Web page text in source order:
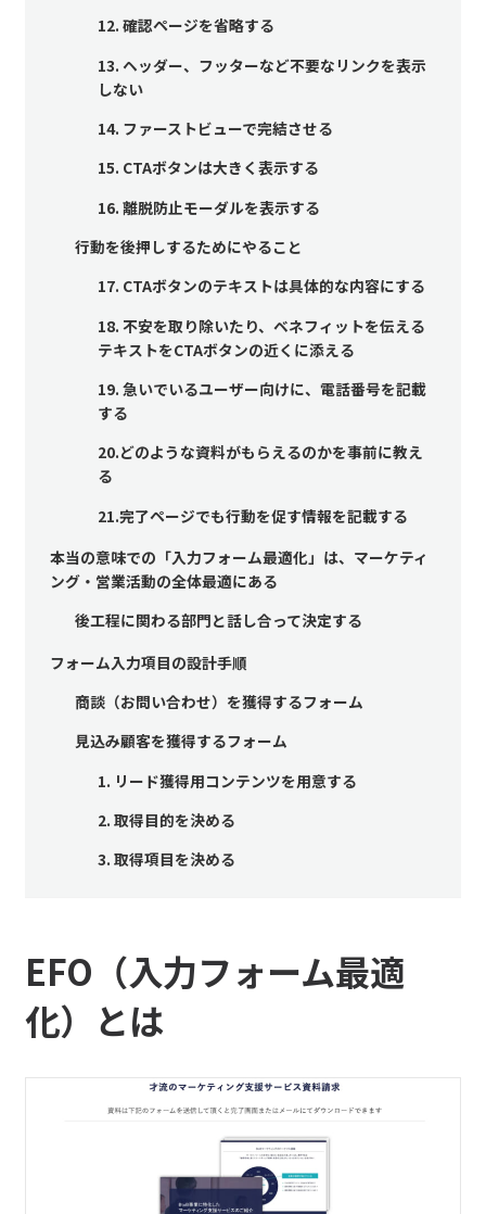
12. 確認ページを省略する
13. ヘッダー、フッターなど不要なリンクを表示
しない
14. ファーストビューで完結させる
15. CTAボタンは大きく表示する
16. 離脱防止モーダルを表示する
行動を後押しするためにやること
17. CTAボタンのテキストは具体的な内容にする
18. 不安を取り除いたり、ベネフィットを伝える
テキストをCTAボタンの近くに添える
19. 急いでいるユーザー向けに、電話番号を記載
する
20.どのような資料がもらえるのかを事前に教え
る
21.完了ページでも行動を促す情報を記載する
本当の意味での「入力フォーム最適化」は、マーケティ
ング・営業活動の全体最適にある
後工程に関わる部門と話し合って決定する
フォーム入力項目の設計手順
商談（お問い合わせ）を獲得するフォーム
見込み顧客を獲得するフォーム
1. リード獲得用コンテンツを用意する
2. 取得目的を決める
3. 取得項目を決める
EFO（入力フォーム最適
化）とは